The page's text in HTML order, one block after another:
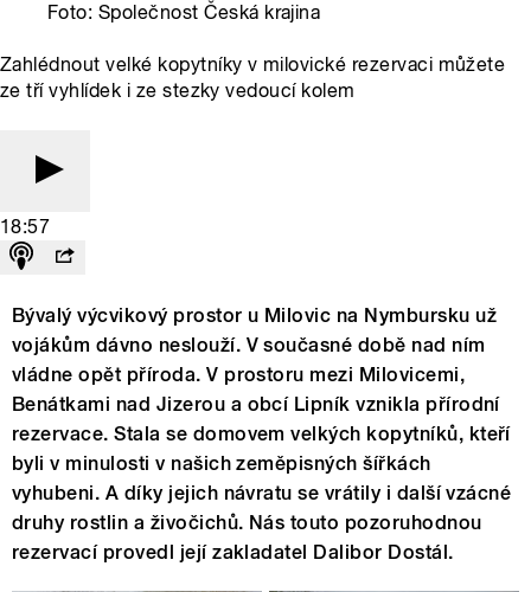
Foto: Společnost Česká krajina
Zahlédnout velké kopytníky v milovické rezervaci můžete
ze tří vyhlídek i ze stezky vedoucí kolem
18:57
Bývalý výcvikový prostor u Milovic na Nymbursku už
vojákům dávno neslouží. V současné době nad ním
vládne opět příroda. V prostoru mezi Milovicemi,
Benátkami nad Jizerou a obcí Lipník vznikla přírodní
rezervace. Stala se domovem velkých kopytníků, kteří
byli v minulosti v našich zeměpisných šířkách
vyhubeni. A díky jejich návratu se vrátily i další vzácné
druhy rostlin a živočichů. Nás touto pozoruhodnou
rezervací provedl její zakladatel Dalibor Dostál.